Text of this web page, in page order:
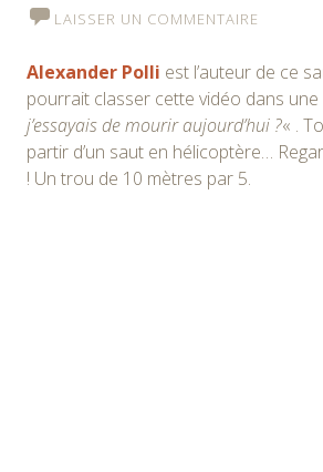
LAISSER UN COMMENTAIRE
Alexander Polli est l’auteur de ce
pourrait classer cette vidéo dans une
j’essayais de mourir aujourd’hui ?« .
partir d’un saut en hélicoptère…
! Un trou de 10 mètres par 5.